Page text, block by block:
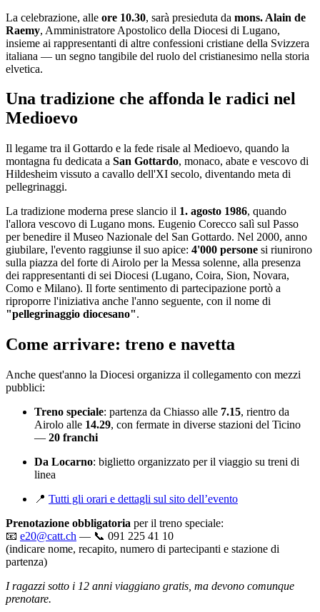
La celebrazione, alle ore 10.30, sarà presieduta da mons. Alain de
Raemy, Amministratore Apostolico della Diocesi di Lugano,
insieme ai rappresentanti di altre confessioni cristiane della Svizzera
italiana — un segno tangibile del ruolo del cristianesimo nella storia
elvetica.
Una tradizione che affonda le radici nel
Medioevo
Il legame tra il Gottardo e la fede risale al Medioevo, quando la
montagna fu dedicata a San Gottardo, monaco, abate e vescovo di
Hildesheim vissuto a cavallo dell'XI secolo, diventando meta di
pellegrinaggi.
La tradizione moderna prese slancio il 1. agosto 1986, quando
l'allora vescovo di Lugano mons. Eugenio Corecco salì sul Passo
per benedire il Museo Nazionale del San Gottardo. Nel 2000, anno
giubilare, l'evento raggiunse il suo apice: 4'000 persone si riunirono
sulla piazza del forte di Airolo per la Messa solenne, alla presenza
dei rappresentanti di sei Diocesi (Lugano, Coira, Sion, Novara,
Como e Milano). Il forte sentimento di partecipazione portò a
riproporre l'iniziativa anche l'anno seguente, con il nome di
"pellegrinaggio diocesano".
Come arrivare: treno e navetta
Anche quest'anno la Diocesi organizza il collegamento con mezzi
pubblici:
Treno speciale: partenza da Chiasso alle 7.15, rientro da
Airolo alle 14.29, con fermate in diverse stazioni del Ticino
— 20 franchi
Da Locarno: biglietto organizzato per il viaggio su treni di
linea
📍 Tutti gli orari e dettagli sul sito dell’evento
Prenotazione obbligatoria per il treno speciale:
📧 e20@catt.ch — 📞 091 225 41 10
(indicare nome, recapito, numero di partecipanti e stazione di
partenza)
I ragazzi sotto i 12 anni viaggiano gratis, ma devono comunque
prenotare.